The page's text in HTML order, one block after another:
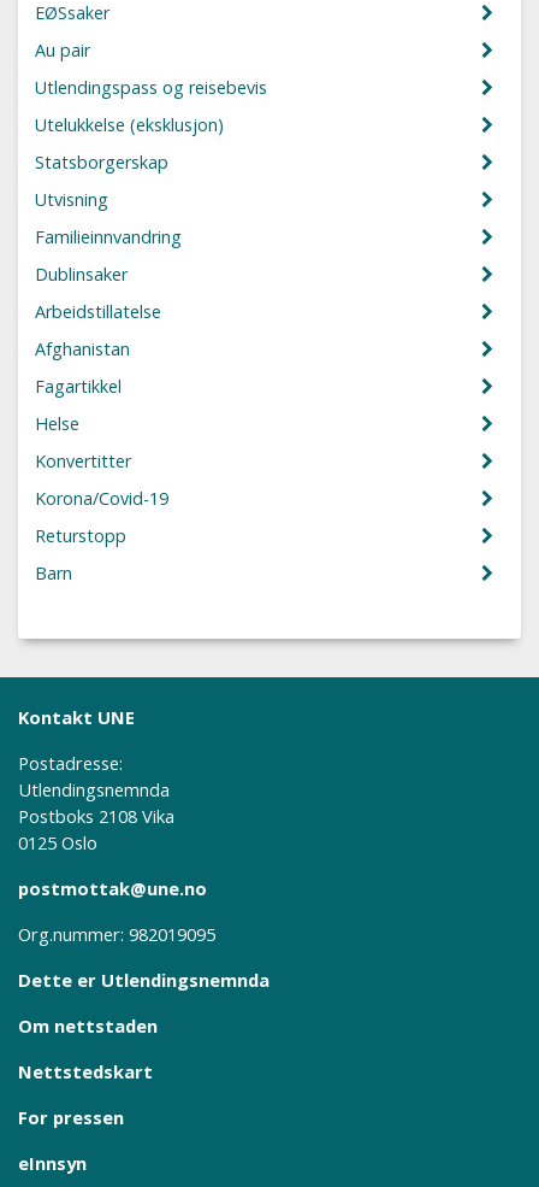
EØSsaker
Au pair
Utlendingspass og reisebevis
Utelukkelse (eksklusjon)
Statsborgerskap
Utvisning
Familieinnvandring
Dublinsaker
Arbeidstillatelse
Afghanistan
Fagartikkel
Helse
Konvertitter
Korona/Covid-19
Returstopp
Barn
Kontakt UNE
Postadresse:
Utlendingsnemnda
Postboks 2108 Vika
0125 Oslo
postmottak@une.no
Org.nummer: 982019095
Dette er Utlendingsnemnda
Om nettstaden
Nettstedskart
For pressen
eInnsyn